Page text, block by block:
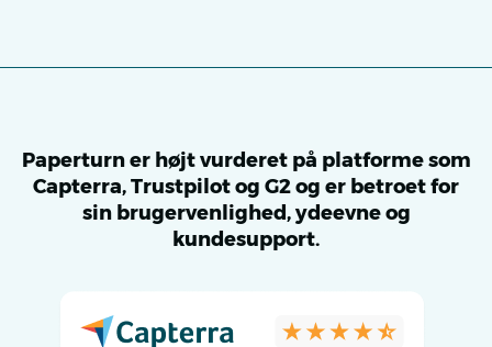
Paperturn er højt vurderet på platforme som
Capterra, Trustpilot og G2 og er betroet for
sin brugervenlighed, ydeevne og
kundesupport.